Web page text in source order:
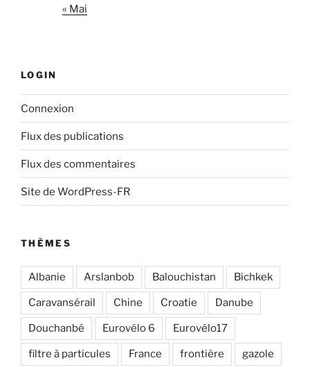
« Mai
LOGIN
Connexion
Flux des publications
Flux des commentaires
Site de WordPress-FR
THÈMES
Albanie Arslanbob Balouchistan Bichkek
Caravansérail Chine Croatie Danube
Douchanbé Eurovélo 6 Eurovélo17
filtre à particules France frontière gazole